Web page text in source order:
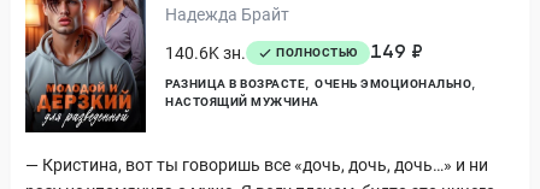
Надежда Брайт
140.6K зн.
ПОЛНОСТЬЮ 149 ₽
РАЗНИЦА В ВОЗРАСТЕ
ОЧЕНЬ ЭМОЦИОНАЛЬНО
НАСТОЯЩИЙ МУЖЧИНА
— Кристина, вот ты говоришь все «дочь, дочь, дочь…» и ни